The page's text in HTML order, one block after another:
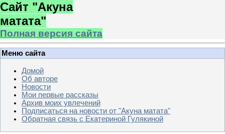
Сайт "Акуна
матата"
Полная версия сайта
Меню сайта
Домой
Об авторе
Новости
Мои первые рассказы
Архив моих увлечений
Подписаться на новости от "Акуна матата"
Обратная связь с Екатериной Гулякиной